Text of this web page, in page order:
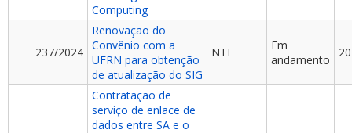
Computing
237/2024
Renovação do
Convênio com a
UFRN para obtenção
de atualização do SIG
NTI
Em
andamento
Contratação de
serviço de enlace de
dados entre SA e o